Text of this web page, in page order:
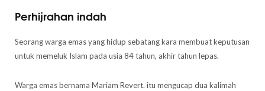
Perhijrahan indah
Seorang warga emas yang hidup sebatang kara membuat keputusan
untuk memeluk Islam pada usia 84 tahun, akhir tahun lepas.
Warga emas bernama Mariam Revert. itu mengucap dua kalimah